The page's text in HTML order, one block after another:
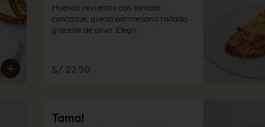
Huevos revueltos con tomate
concasse, queso parmesano rallado
y aceite de oliva. Elegir
S/ 22.50
Tamal